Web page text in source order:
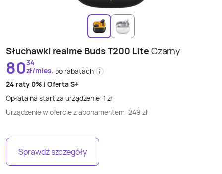
Słuchawki realme Buds T200 Lite Czarny
8034
zł/mies. po rabatach
24 raty 0% i Oferta S+
Opłata na start za urządzenie: 1 zł
Urządzenie w ofercie z abonamentem: 249 zł
Sprawdź szczegóły